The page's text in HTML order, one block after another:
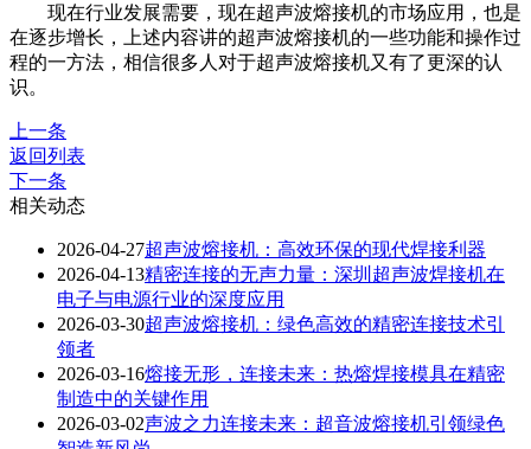
现在行业发展需要，现在超声波熔接机的市场应用，也是
在逐步增长，上述内容讲的超声波熔接机的一些功能和操作过
程的一方法，相信很多人对于超声波熔接机又有了更深的认
识。
上一条
返回列表
下一条
相关动态
2026-04-27超声波熔接机：高效环保的现代焊接利器
2026-04-13精密连接的无声力量：深圳超声波焊接机在
电子与电源行业的深度应用
2026-03-30超声波熔接机：绿色高效的精密连接技术引
领者
2026-03-16熔接无形，连接未来：热熔焊接模具在精密
制造中的关键作用
2026-03-02声波之力连接未来：超音波熔接机引领绿色